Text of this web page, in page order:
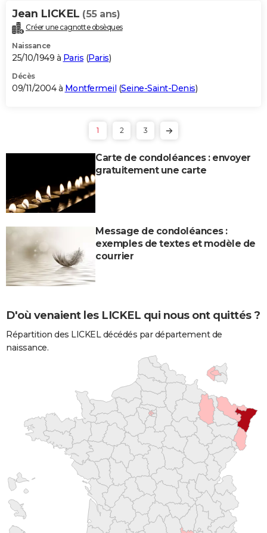
Jean LICKEL (55 ans)
Créer une cagnotte obsèques
Naissance
25/10/1949 à Paris (Paris)
Décès
09/11/2004 à Montfermeil (Seine-Saint-Denis)
1 2 3
Carte de condoléances : envoyer
gratuitement une carte
Message de condoléances :
exemples de textes et modèle de
courrier
D'où venaient les LICKEL qui nous ont quittés ?
Répartition des LICKEL décédés par département de
naissance.